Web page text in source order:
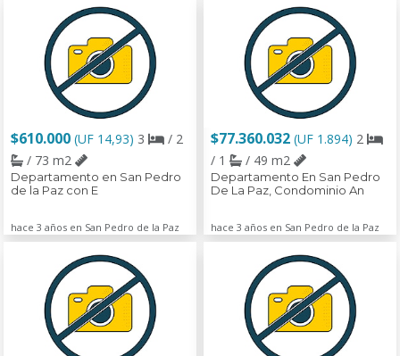
$610.000 (UF 14,93) 3
/ 2
/ 73 m2
Departamento en San Pedro
de la Paz con E
hace 3 años en San Pedro de la Paz
$77.360.032 (UF 1.894) 2
/ 1
/ 49 m2
Departamento En San Pedro
De La Paz, Condominio An
hace 3 años en San Pedro de la Paz